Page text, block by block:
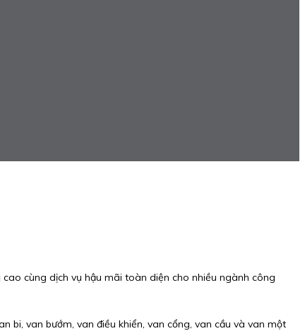
cùng dịch vụ hậu mãi toàn diện cho nhiều ngành công
bi, van bướm, van điều khiển, van cổng, van cầu và van một